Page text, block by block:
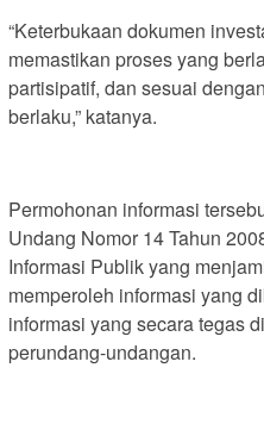
“Keterbukaan dokumen
memastikan proses yang
partisipatif, dan sesuai
berlaku,” katanya.
Permohonan informasi
Undang Nomor 14 Tahun
Informasi Publik yang
memperoleh informasi yang
informasi yang secara tegas
perundang-undangan.